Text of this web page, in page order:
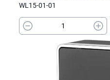
WL15-01-01